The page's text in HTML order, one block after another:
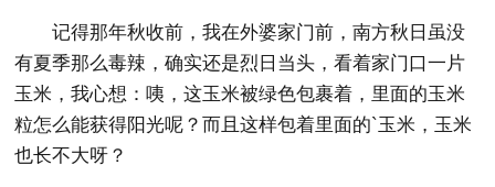
记得那年秋收前，我在外婆家门前，南方秋日虽没
有夏季那么毒辣，确实还是烈日当头，看着家门口一片
玉米，我心想：咦，这玉米被绿色包裹着，里面的玉米
粒怎么能获得阳光呢？而且这样包着里面的`玉米，玉米
也长不大呀？